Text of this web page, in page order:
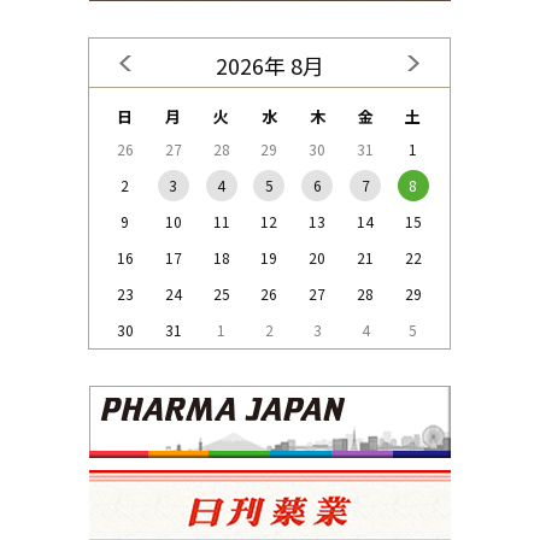
2026年 8月
日 月 火 水 木 金 土
26 27 28 29 30 31
1
2
3 4 5 6 7
8
9
10 11 12 13 14
15
16
17 18 19 20 21
22
23
24 25 26 27 28
29
30
31 1 2 3 4 5